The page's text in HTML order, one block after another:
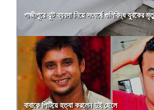
গাজীপুরে ঝুট ব্যবসা নিয়ে সংঘর্ষে গুলিবিদ্ধ যুবকের
বাবাকে পিটিয়ে হত্যা করলেন দুই ছেলে